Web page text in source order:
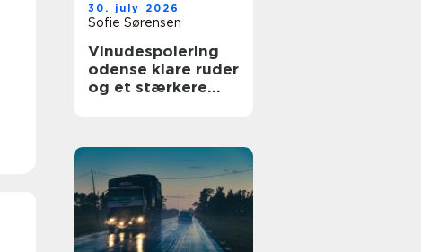
30. july 2026
Sofie Sørensen
Vinudespolering
odense klare ruder
og et stærkere